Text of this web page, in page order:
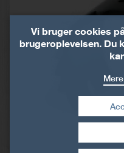
Vi bruger cookies
brugeroplevelsen. Du
Træk